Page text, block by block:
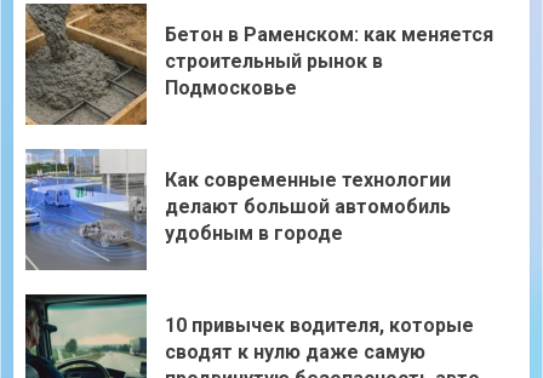
Бетон в Раменском: как меняется
строительный рынок в
Подмосковье
Как современные технологии
делают большой автомобиль
удобным в городе
10 привычек водителя, которые
сводят к нулю даже самую